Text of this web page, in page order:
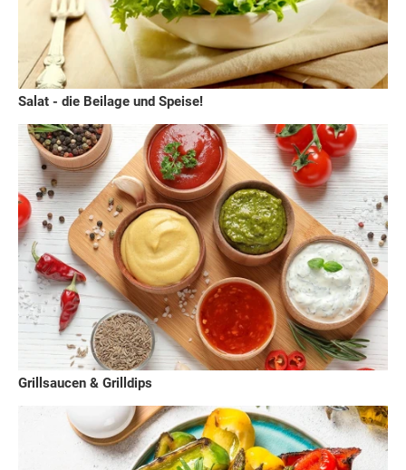
Salat - die Beilage und Speise!
Grillsaucen & Grilldips